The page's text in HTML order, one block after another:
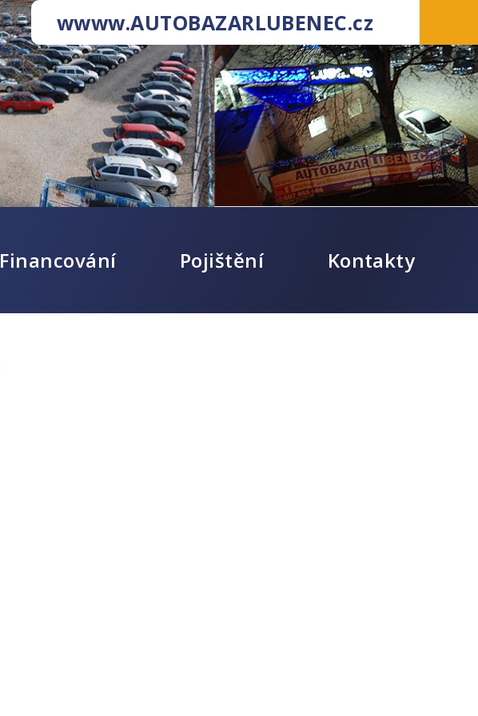
Financování Pojištění Kontakty
wwww.AUTOBAZARLUBENEC.cz